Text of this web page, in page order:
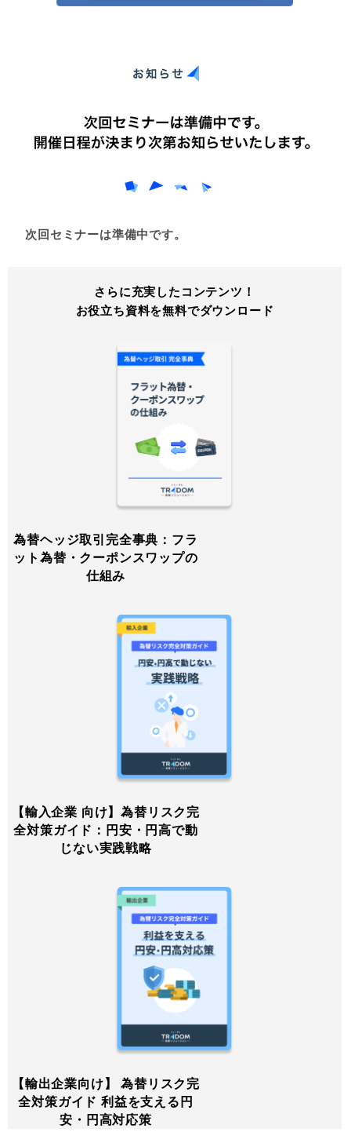
次回セミナーは準備中です。
さらに充実したコンテンツ！
お役立ち資料を無料でダウンロード
為替ヘッジ取引完全事典：フラ
ット為替・クーポンスワップの
仕組み
【輸入企業 向け】為替リスク完
全対策ガイド：円安・円高で動
じない実践戦略
【輸出企業向け】 為替リスク完
全対策ガイド 利益を支える円
安・円高対応策